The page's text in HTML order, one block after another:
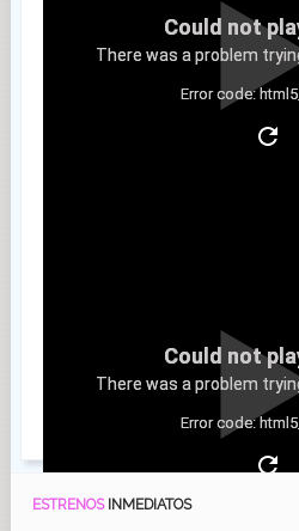
Could not
There was a problem
Error code:
Could not
There was a problem
Error code:
ESTRENOS INMEDIATOS